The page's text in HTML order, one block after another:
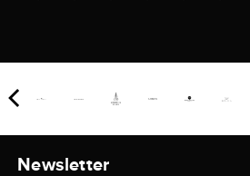
Newsletter